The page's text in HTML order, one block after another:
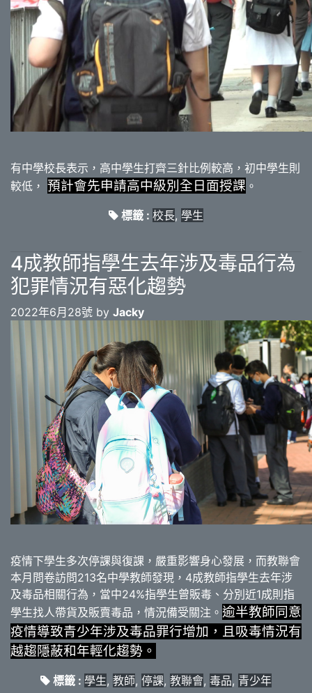
有中學校長表示，高中學生打齊三針比例較高，初中學生則
較低， 預計會先申請高中級別全日面授課 。
標籤 : 校長, 學生
4成教師指學生去年涉及毒品行為
犯罪情況有惡化趨勢
2022年6月28號 by Jacky
疫情下學生多次停課與復課，嚴重影響身心發展，而教聯會
本月問卷訪問213名中學教師發現，4成教師指學生去年涉
及毒品相關行為，當中24%指學生曾販毒、分別近1成則指
學生找人帶貨及販賣毒品，情況備受關注。 逾半教師同意
疫情導致青少年涉及毒品罪行增加，且吸毒情況有
越趨隱蔽和年輕化趨勢。
標籤 : 學生, 教師, 停課, 教聯會, 毒品, 青少年